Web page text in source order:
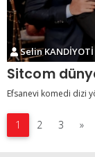
Selin KANDİYOTİ
Sitcom
Efsanevi komedi dizi
1 2 3 »